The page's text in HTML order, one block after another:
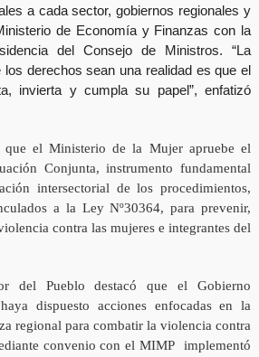
a cada sector, gobiernos regionales y
de Economía y Finanzas con la
del Consejo de Ministros. “La
los derechos sean una realidad es que el
invierta y cumpla su papel”, enfatizó
que el Ministerio de la Mujer apruebe el
Conjunta, instrumento fundamental
intersectorial de los procedimientos,
a la Ley Nº30364, para prevenir,
contra las mujeres e integrantes del
del Pueblo destacó que el Gobierno
dispuesto acciones enfocadas en la
regional para combatir la violencia contra
convenio con el MIMP implementó